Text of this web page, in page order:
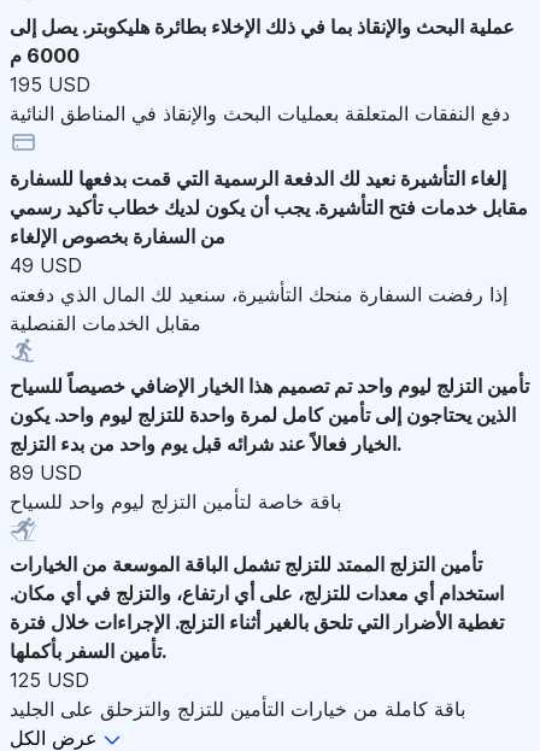
عملية البحث والإنقاذ بما في ذلك الإخلاء بطائرة هليكوبتر. يصل إلى
6000 م
195 USD
دفع النفقات المتعلقة بعمليات البحث والإنقاذ في المناطق النائية
إلغاء التأشيرة نعيد لك الدفعة الرسمية التي قمت بدفعها للسفارة
مقابل خدمات فتح التأشيرة. يجب أن يكون لديك خطاب تأكيد رسمي
من السفارة بخصوص الإلغاء
49 USD
إذا رفضت السفارة منحك التأشيرة، سنعيد لك المال الذي دفعته
مقابل الخدمات القنصلية
تأمين التزلج ليوم واحد تم تصميم هذا الخيار الإضافي خصيصاً للسياح
الذين يحتاجون إلى تأمين كامل لمرة واحدة للتزلج ليوم واحد. يكون
الخيار فعالاً عند شرائه قبل يوم واحد من بدء التزلج.
89 USD
باقة خاصة لتأمين التزلج ليوم واحد للسياح
تأمين التزلج الممتد للتزلج تشمل الباقة الموسعة من الخيارات
استخدام أي معدات للتزلج، على أي ارتفاع، والتزلج في أي مكان.
تغطية الأضرار التي تلحق بالغير أثناء التزلج. الإجراءات خلال فترة
تأمين السفر بأكملها.
125 USD
باقة كاملة من خيارات التأمين للتزلج والتزحلق على الجليد
عرض الكل